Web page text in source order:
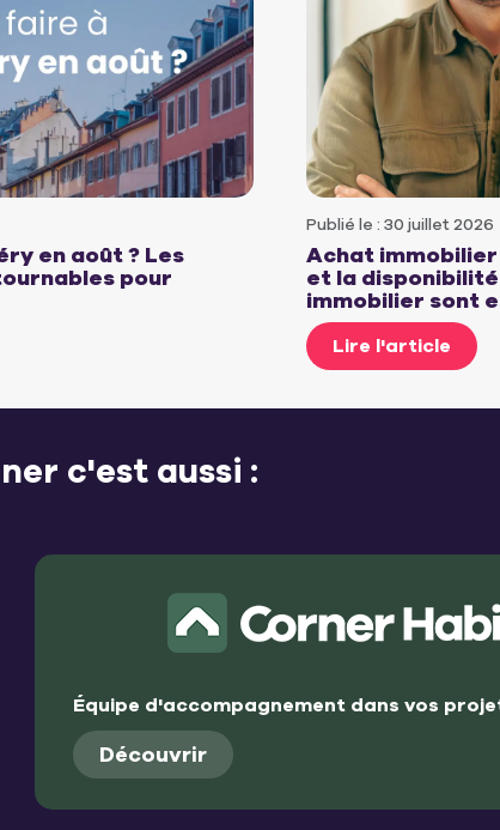
en août ? Les
pour
Publié le : 30 juillet 2026
Achat
et la
immobilier sont
Lire l'article
c'est aussi :
Équipe d'accompagnement dans vos
Découvrir